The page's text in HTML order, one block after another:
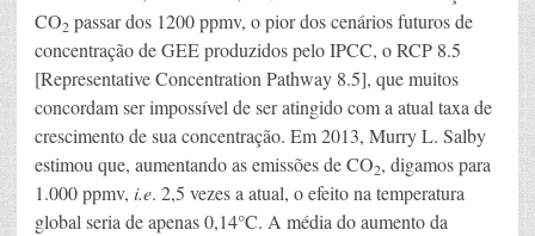
CO2 passar dos 1200 ppmv, o pior dos cenários futuros de
concentração de GEE produzidos pelo IPCC, o RCP 8.5
[Representative Concentration Pathway 8.5], que muitos
concordam ser impossível de ser atingido com a atual taxa de
crescimento de sua concentração. Em 2013, Murry L. Salby
estimou que, aumentando as emissões de CO2, digamos para
1.000 ppmv, i.e. 2,5 vezes a atual, o efeito na temperatura
global seria de apenas 0,14°C. A média do aumento da